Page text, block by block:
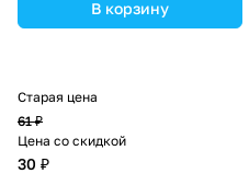
В корзину
Старая цена
61 ₽
Цена со скидкой
30 ₽